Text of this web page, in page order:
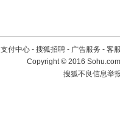
支付中心 - 搜狐招聘 - 广告服务 - 客
Copyright©2016
搜狐不良信息举